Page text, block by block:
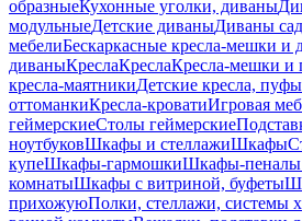
образныеКухонные уголки, диваны
модульныеДетские диваныДиваны
мебелиБескаркасные кресла-мешки и
диваныКреслаКреслаКресла-мешки и
кресла-маятникиДетские кресла, пуфы
оттоманкиКресла-кроватиИгровая
геймерскиеСтолы геймерские
ноутбуковШкафы и стеллажиШкафы
купеШкафы-гармошкиШкафы-пеналы
комнатыШкафы с витриной, буфеты
прихожуюПолки, стеллажи, системы